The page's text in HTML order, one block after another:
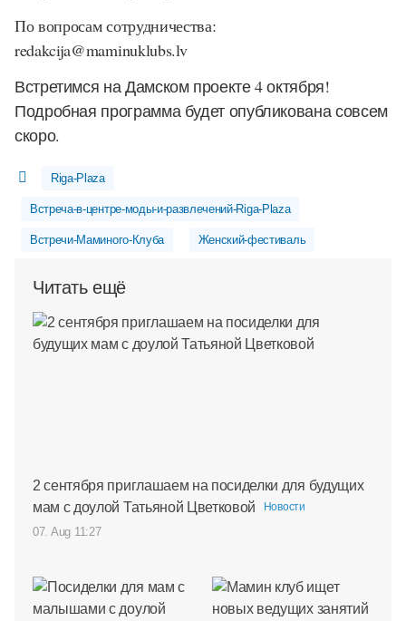
По вопросам сотрудничества:
redakcija@maminuklubs.lv
Встретимся на Дамском проекте 4 октября!
Подробная программа будет опубликована совсем
скоро.
Riga-Plaza
Встреча-в-центре-моды-и-развлечений-Riga-Plaza
Встречи-Маминого-Клуба Женский-фестиваль
Читать ещё
2 сентября приглашаем на посиделки для будущих
мам с доулой Татьяной Цветковой
Новости
07. Aug 11:27